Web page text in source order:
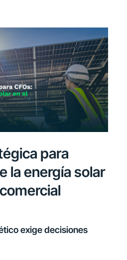
para
la energía solar
exige decisiones